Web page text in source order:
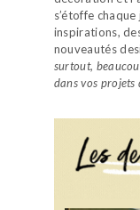
s’étoffe
inspirations,
nouveautés
surtout,
dans vos projets